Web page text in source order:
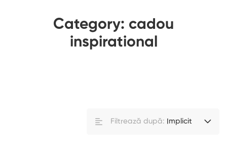
Category: cadou
inspirational
Filtrează după: Implicit